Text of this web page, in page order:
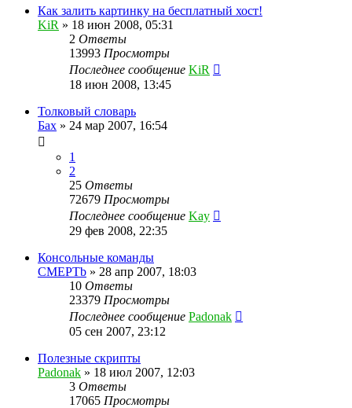
Как залить картинку на бесплатный хост!
KiR » 18 июн 2008, 05:31
2 Ответы
13993 Просмотры
Последнее сообщение KiR
18 июн 2008, 13:45
Толковый словарь
Бах » 24 мар 2007, 16:54
1
2
25 Ответы
72679 Просмотры
Последнее сообщение Kay
29 фев 2008, 22:35
Консольные команды
CMEPTb » 28 апр 2007, 18:03
10 Ответы
23379 Просмотры
Последнее сообщение Padonak
05 сен 2007, 23:12
Полезные скрипты
Padonak » 18 июл 2007, 12:03
3 Ответы
17065 Просмотры